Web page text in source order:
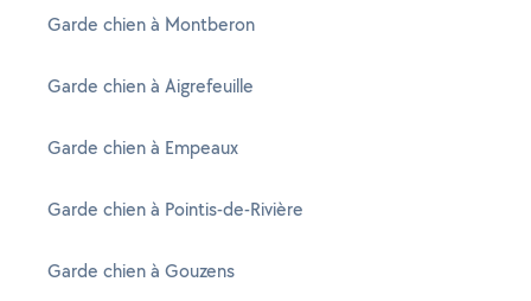
Garde chien à Montberon
Garde chien à Aigrefeuille
Garde chien à Empeaux
Garde chien à Pointis-de-Rivière
Garde chien à Gouzens